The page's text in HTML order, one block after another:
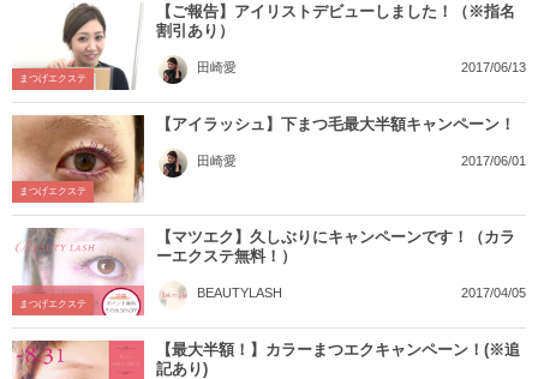
まつげエクステ
【ご報告】アイリストデビューしました！（※指名
割引あり）
田崎愛 2017/06/13
まつげエクステ
【アイラッシュ】下まつ毛最大半額キャンペーン！
田崎愛 2017/06/01
まつげエクステ
【マツエク】久しぶりにキャンペーンです！（カラ
ーエクステ無料！）
BEAUTYLASH 2017/04/05
【最大半額！】カラーまつエクキャンペーン！(※追
記あり)